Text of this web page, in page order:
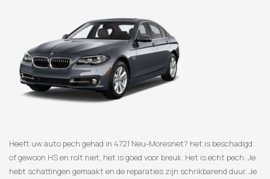
Heeft uw auto pech gehad in 4721 Neu-Moresnet? het is beschadigd
of gewoon HS en rolt niet, het is goed voor breuk. Het is echt pech. Je
hebt schattingen gemaakt en de reparaties zijn schrikbarend duur. Je